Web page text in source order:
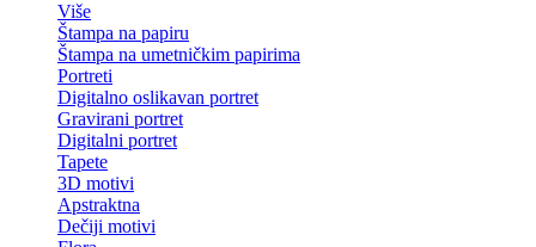
Više
Štampa na papiru
Štampa na umetničkim papirima
Portreti
Digitalno oslikavan portret
Gravirani portret
Digitalni portret
Tapete
3D motivi
Apstraktna
Dečiji motivi